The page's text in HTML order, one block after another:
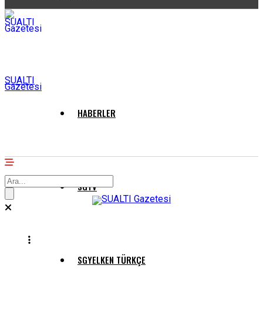
SUALTI
Gazetesi
HABERLER
SGTV
SGYELKEN TÜRKÇE